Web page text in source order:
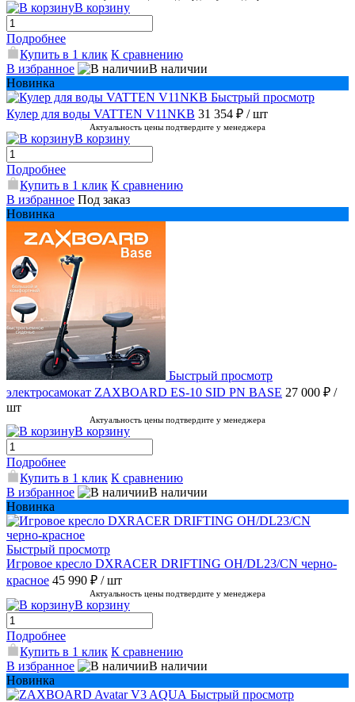
В корзину
Подробнее
Купить в 1 клик К сравнению
В избранное
В наличии
Новинка
Быстрый просмотр
Кулер для воды VATTEN V11NKB 31 354 ₽ / шт
Актуальность цены подтвердите у менеджера
В корзину
Подробнее
Купить в 1 клик К сравнению
В избранное Под заказ
Новинка
Быстрый просмотр
электросамокат ZAXBOARD ES-10 SID PN BASE 27 000 ₽ /
шт
Актуальность цены подтвердите у менеджера
В корзину
Подробнее
Купить в 1 клик К сравнению
В избранное
В наличии
Новинка
Быстрый просмотр
Игровое кресло DXRACER DRIFTING OH/DL23/CN черно-
красное 45 990 ₽ / шт
Актуальность цены подтвердите у менеджера
В корзину
Подробнее
Купить в 1 клик К сравнению
В избранное
В наличии
Новинка
Быстрый просмотр